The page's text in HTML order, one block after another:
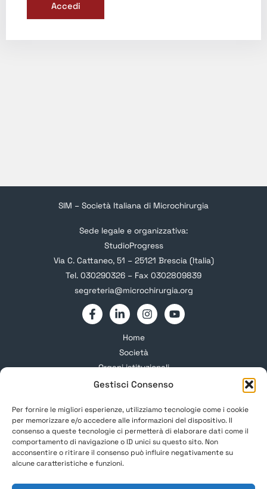
Gestisci Consenso
Per fornire le migliori esperienze, utilizziamo tecnologie come i cookie
per memorizzare e/o accedere alle informazioni del dispositivo. Il
consenso a queste tecnologie ci permetterà di elaborare dati come il
comportamento di navigazione o ID unici su questo sito. Non
acconsentire o ritirare il consenso può influire negativamente su
alcune caratteristiche e funzioni.
Accedi
SIM – Società Italiana di Microchirurgia
Sede legale e organizzativa:
StudioProgress
Via C. Cattaneo, 51 – 25121 Brescia (Italia)
Tel. 030290326 – Fax 0302809839
segreteria@microchirurgia.org
Home
Società
Organi istituzionali
Gruppi Studio
Corsi e Congressi
Soci SIM
Informazioni